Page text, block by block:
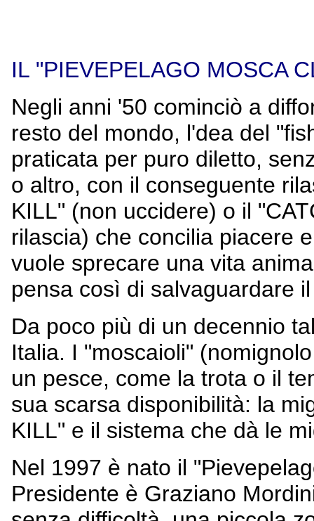
IL "PIEVEPELAGO MOSCA
Negli anni '50 cominciò a
resto del mondo, l'dea del
praticata per puro diletto,
o altro, con il conseguente
KILL" (non uccidere) o il
rilascia) che concilia piacere
vuole sprecare una vita
pensa così di salvaguardare
Da poco più di un decennio
Italia. I "moscaioli"
un pesce, come la trota o il
sua scarsa disponibilità: la
KILL" e il sistema che dà le
Nel 1997 è nato il
Presidente è Graziano